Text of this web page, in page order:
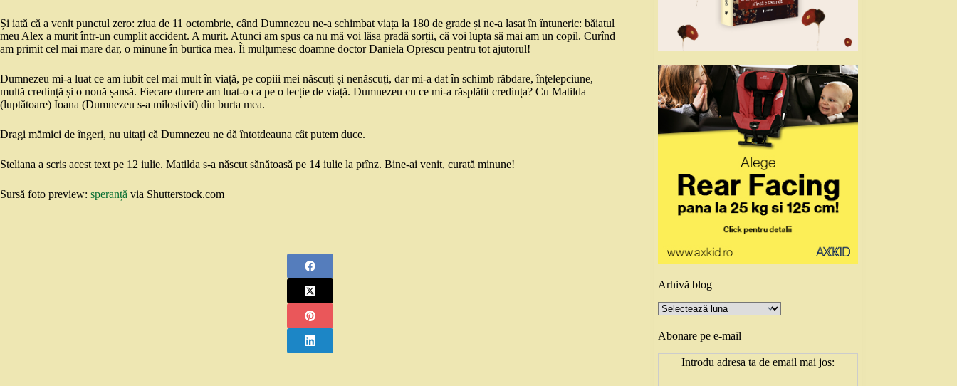
Și iată că a venit punctul zero: ziua de 11 octombrie, când Dumnezeu ne-a schimbat viața la 180 de grade și ne-a lasat în întuneric: băiatul
meu Alex a murit într-un cumplit accident. A murit. Atunci am spus ca nu mă voi lăsa pradă sorții, că voi lupta să mai am un copil. Curînd
am primit cel mai mare dar, o minune în burtica mea. Îi mulțumesc doamne doctor Daniela Oprescu pentru tot ajutorul!
Dumnezeu mi-a luat ce am iubit cel mai mult în viață, pe copiii mei născuți și nenăscuți, dar mi-a dat în schimb răbdare, înțelepciune,
multă credință și o nouă șansă. Fiecare durere am luat-o ca pe o lecție de viață. Dumnezeu cu ce mi-a răsplătit credința? Cu Matilda
(luptătoare) Ioana (Dumnezeu s-a milostivit) din burta mea.
Dragi mămici de îngeri, nu uitați că Dumnezeu ne dă întotdeauna cât putem duce.
Steliana a scris acest text pe 12 iulie. Matilda s-a născut sănătoasă pe 14 iulie la prînz. Bine-ai venit, curată minune!
Sursă foto preview: speranță via Shutterstock.com
Arhivă blog
Arhivă
blog
Abonare pe e-mail
Introdu adresa ta de email mai jos: